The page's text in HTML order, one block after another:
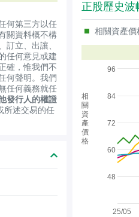
何第三方以任
關資料概不構
訂立、出讓、
任何意見或建
確，惟我們不
何聲明。我們
任何義務就任
發行人的權證
所述交易的任
正股歷史波
相關資產價
25/05
48
60
72
84
96
相
關
資
產
價
格